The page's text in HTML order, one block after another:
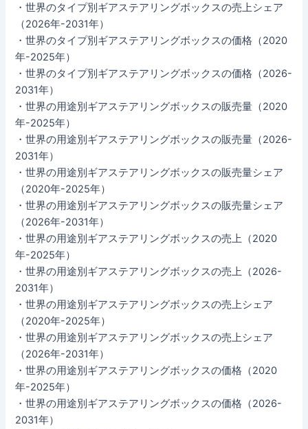
・世界のタイプ別ギアステアリングボックスの売上シェア
（2026年-2031年）
・世界のタイプ別ギアステアリングボックスの価格（2020
年-2025年）
・世界のタイプ別ギアステアリングボックスの価格（2026-
2031年）
・世界の用途別ギアステアリングボックスの販売量（2020
年-2025年）
・世界の用途別ギアステアリングボックスの販売量（2026-
2031年）
・世界の用途別ギアステアリングボックスの販売量シェア
（2020年-2025年）
・世界の用途別ギアステアリングボックスの販売量シェア
（2026年-2031年）
・世界の用途別ギアステアリングボックスの売上（2020
年-2025年）
・世界の用途別ギアステアリングボックスの売上（2026-
2031年）
・世界の用途別ギアステアリングボックスの売上シェア
（2020年-2025年）
・世界の用途別ギアステアリングボックスの売上シェア
（2026年-2031年）
・世界の用途別ギアステアリングボックスの価格（2020
年-2025年）
・世界の用途別ギアステアリングボックスの価格（2026-
2031年）